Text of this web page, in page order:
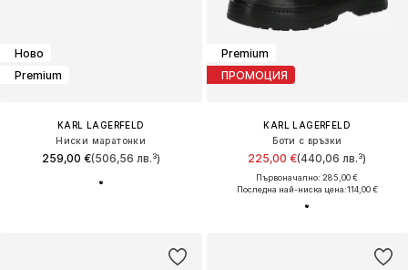
Ново
Premium
KARL LAGERFELD
Ниски маратонки
259,00 €(506,56 лв.³)
Premium
ПРОМОЦИЯ
KARL LAGERFELD
Боти с връзки
225,00 €(440,06 лв.³)
Първоначално: 285,00 €
Последна най-ниска цена:114,00 €